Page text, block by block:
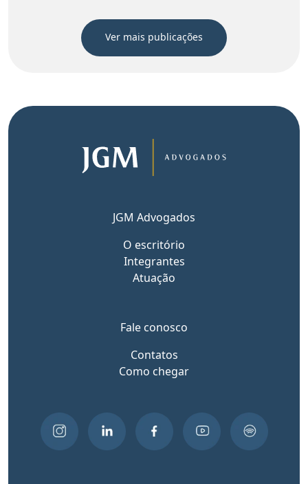
Ver mais publicações
JGM Advogados
O escritório
Integrantes
Atuação
Fale conosco
Contatos
Como chegar